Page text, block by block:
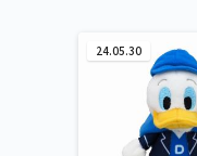
24.05.30